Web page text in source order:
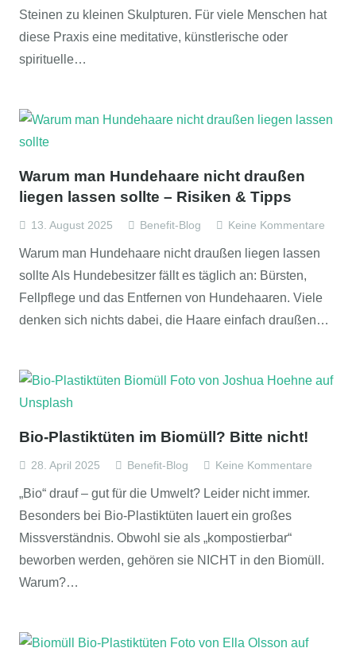
Steinen zu kleinen Skulpturen. Für viele Menschen hat
diese Praxis eine meditative, künstlerische oder
spirituelle…
Warum man Hundehaare nicht draußen
liegen lassen sollte – Risiken & Tipps
13. August 2025 Benefit-Blog Keine Kommentare
Warum man Hundehaare nicht draußen liegen lassen
sollte Als Hundebesitzer fällt es täglich an: Bürsten,
Fellpflege und das Entfernen von Hundehaaren. Viele
denken sich nichts dabei, die Haare einfach draußen…
Bio-Plastiktüten im Biomüll? Bitte nicht!
28. April 2025 Benefit-Blog Keine Kommentare
„Bio“ drauf – gut für die Umwelt? Leider nicht immer.
Besonders bei Bio-Plastiktüten lauert ein großes
Missverständnis. Obwohl sie als „kompostierbar“
beworben werden, gehören sie NICHT in den Biomüll.
Warum?…